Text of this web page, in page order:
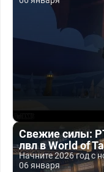
Свежие силы:
лвл в World of
Начните 2026 год с
06 января